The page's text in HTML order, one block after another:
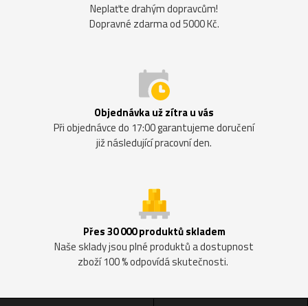
Neplaťte drahým dopravcům!
Dopravné zdarma od 5000 Kč.
Objednávka už zítra u vás
Při objednávce do 17:00 garantujeme doručení
již následující pracovní den.
Přes 30 000 produktů skladem
Naše sklady jsou plné produktů a dostupnost
zboží 100 % odpovídá skutečnosti.